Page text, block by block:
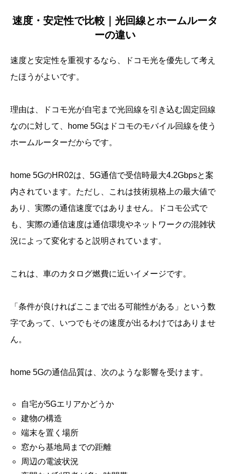
速度・安定性で比較｜光回線とホームルータ
ーの違い
速度と安定性を重視するなら、ドコモ光を優先して考え
たほうがよいです。
理由は、ドコモ光が自宅まで光回線を引き込む固定回線
なのに対して、home 5Gはドコモのモバイル回線を使う
ホームルーターだからです。
home 5GのHR02は、5G通信で受信時最大4.2Gbpsと案
内されています。ただし、これは技術規格上の最大値で
あり、実際の通信速度ではありません。ドコモ公式で
も、実際の通信速度は通信環境やネットワークの混雑状
況によって変化すると説明されています。
これは、車のカタログ燃費に近いイメージです。
「条件が良ければここまで出る可能性がある」という数
字であって、いつでもその速度が出るわけではありませ
ん。
home 5Gの通信品質は、次のような影響を受けます。
自宅が5Gエリアかどうか
建物の構造
端末を置く場所
窓から基地局までの距離
周辺の電波状況